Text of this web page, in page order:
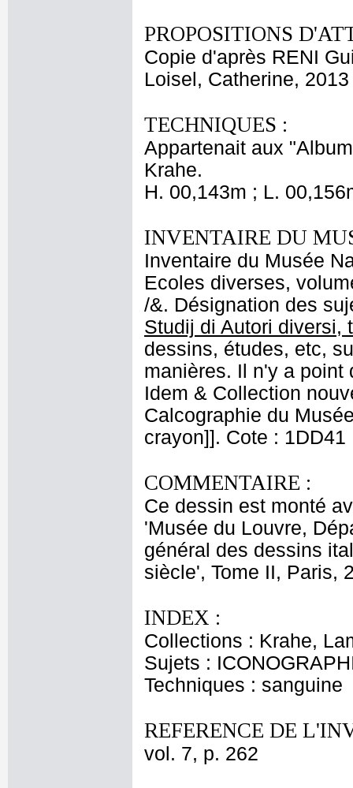
PROPOSITIONS
Copie d'après RENI
Loisel, Catherine, 2013
TECHNIQUES :
Appartenait aux
Krahe.
H. 00,143m ; L.
INVENTAIRE DU
Inventaire du Musée
Ecoles diverses,
/&. Désignation des
Studij di Autori diversi,
dessins, études, etc,
manières. Il n'y a point
Idem & Collection
Calcographie du
crayon]]. Cote : 1DD41
COMMENTAIRE :
Ce dessin est monté
'Musée du Louvre,
général des dessins
siècle', Tome II, Paris,
INDEX :
Collections : Krahe,
Sujets :
Techniques : sanguine
REFERENCE DE
vol. 7, p. 262